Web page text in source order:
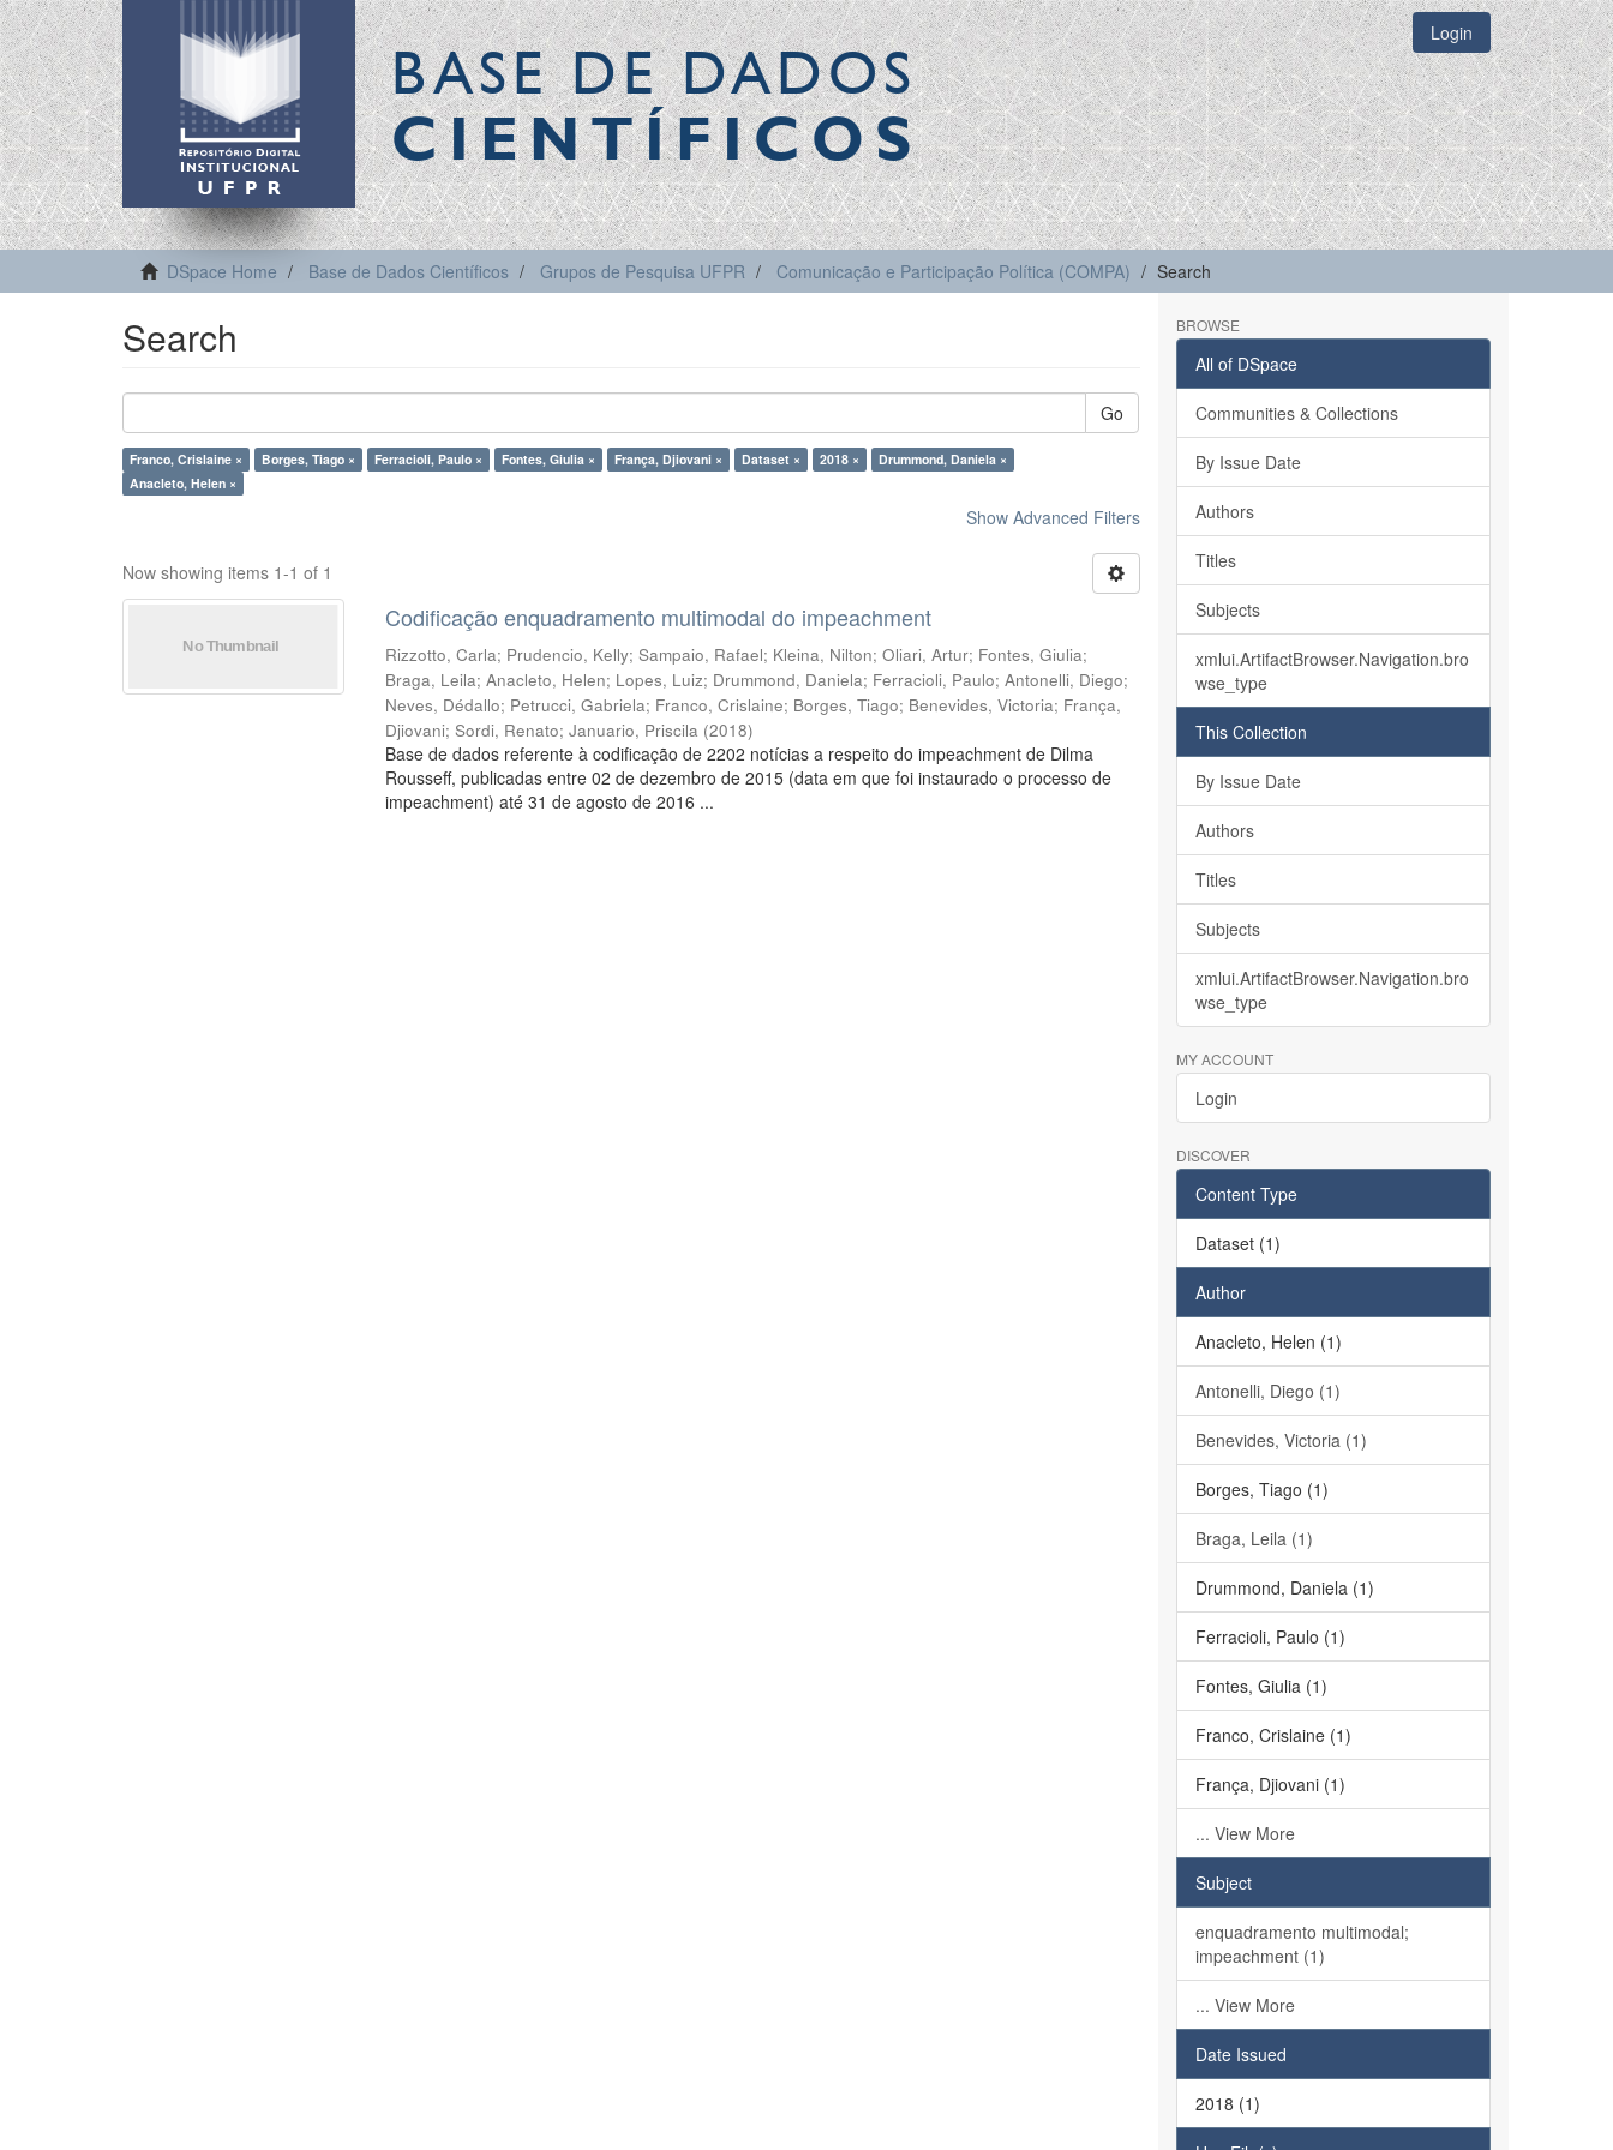
BASE DE DADOS
CIENTÍFICOS
Login
DSpace Home Base de Dados Científicos Grupos de Pesquisa UFPR Comunicação e Participação Política (COMPA) Search
Search
Go
Franco, Crislaine × Borges, Tiago × Ferracioli, Paulo × Fontes, Giulia × França, Djiovani × Dataset × 2018 ×
Drummond, Daniela ×
Anacleto, Helen ×
Show Advanced Filters
Now showing items 1-1 of 1
Codificação enquadramento multimodal do impeachment
Rizzotto, Carla; Prudencio, Kelly;Sampaio, Rafael; Kleina, Nilton;Oliari, Artur; Fontes, Giulia;
Braga, Leila;Anacleto, Helen; Lopes, Luiz; Drummond, Daniela; Ferracioli, Paulo;Antonelli, Diego;
Neves, Dédallo; Petrucci, Gabriela; Franco, Crislaine; Borges, Tiago; Benevides, Victoria; França,
Djiovani;Sordi, Renato;Januario, Priscila (2018)
Base de dados referente à codificação de 2202 notícias a respeito do impeachment de Dilma
Rousseff, publicadas entre 02 de dezembro de 2015 (data em que foi instaurado o processo de
impeachment) até 31 de agosto de 2016 ...
BROWSE
All of DSpace
Communities & Collections
By Issue Date
Authors
Titles
Subjects
xmlui.ArtifactBrowser.Navigation.bro
wse_type
This Collection
By Issue Date
Authors
Titles
Subjects
xmlui.ArtifactBrowser.Navigation.bro
wse_type
MY ACCOUNT
Login
DISCOVER
Content Type
Dataset (1)
Author
Anacleto, Helen (1)
Antonelli, Diego (1)
Benevides, Victoria (1)
Borges, Tiago (1)
Braga, Leila (1)
Drummond, Daniela (1)
Ferracioli, Paulo (1)
Fontes, Giulia (1)
Franco, Crislaine (1)
França, Djiovani (1)
... View More
Subject
enquadramento multimodal;
impeachment (1)
... View More
Date Issued
2018 (1)